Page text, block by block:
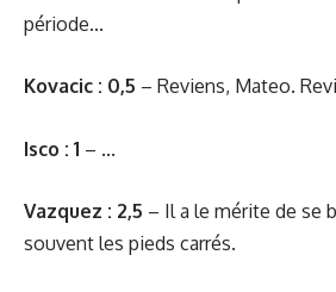
période...
Kovacic : 0,5 – Reviens, Mateo.
Isco : 1 – ...
Vazquez : 2,5 – Il a le mérite de se
souvent les pieds carrés.